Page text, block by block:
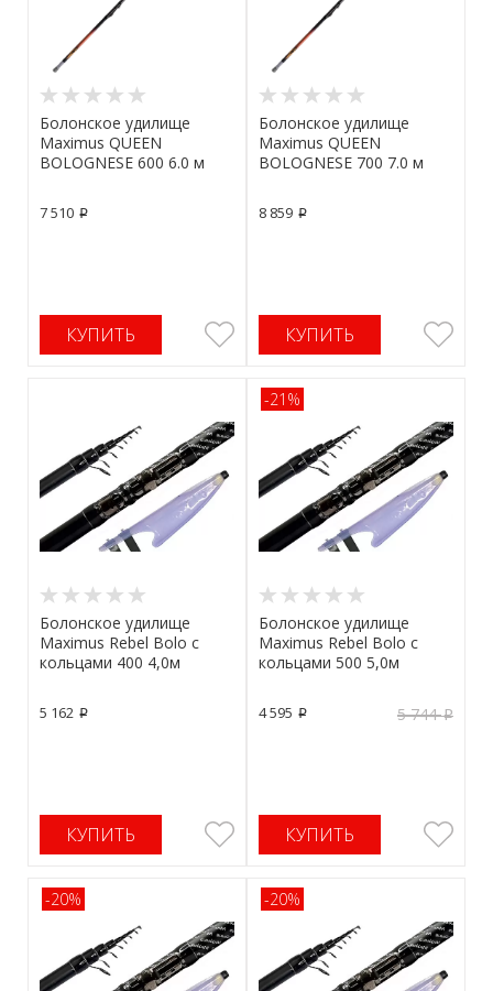
Болонское удилище
Maximus QUEEN
BOLOGNESE 600 6.0 м
7 510 p
КУПИТЬ
Болонское удилище
Maximus QUEEN
BOLOGNESE 700 7.0 м
8 859 p
КУПИТЬ
Болонское удилище
Maximus Rebel Bolo с
кольцами 400 4,0м
5 162 p
КУПИТЬ
-21%
Болонское удилище
Maximus Rebel Bolo с
кольцами 500 5,0м
4 595 p 5 744 p
КУПИТЬ
-20% -20%